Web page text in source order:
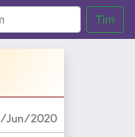
Tìm
Jun/2020